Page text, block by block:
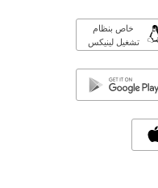
خاص بنظام
تشغيل لينيكس